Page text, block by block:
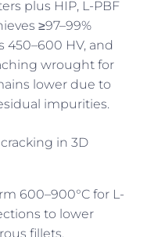
plus HIP, L-PBF
≥97–99%
450–600 HV, and
wrought for
lower due to
impurities.
in 3D
600–900°C for L-
to lower
fillets,